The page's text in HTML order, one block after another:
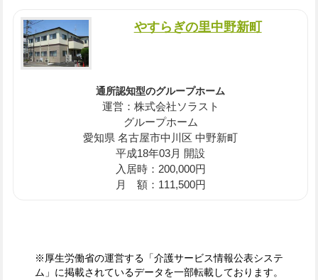
やすらぎの里中野新町
通所認知型のグループホーム
運営：株式会社ソラスト
グループホーム
愛知県 名古屋市中川区 中野新町
平成18年03月 開設
入居時：200,000円
月 額：111,500円
※厚生労働省の運営する「介護サービス情報公表システ
ム」に掲載されているデータを一部転載しております。